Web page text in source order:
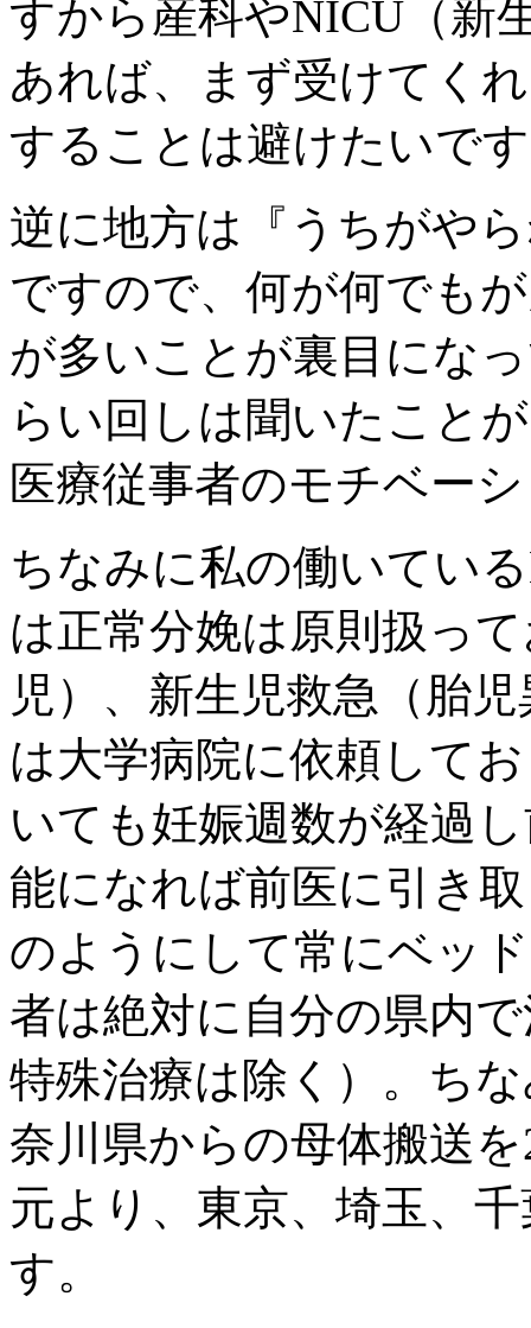
すから産科やNICU（新
あれば、まず受けてく
することは避けたいで
逆に地方は『うちがや
ですので、何が何でも
が多いことが裏目にな
らい回しは聞いたこと
医療従事者のモチベー
ちなみに私の働いてい
は正常分娩は原則扱っ
児）、新生児救急（胎
は大学病院に依頼して
いても妊娠週数が経過
能になれば前医に引き
のようにして常にベッ
者は絶対に自分の県内
特殊治療は除く）。ち
奈川県からの母体搬送
元より、東京、埼玉、
す。